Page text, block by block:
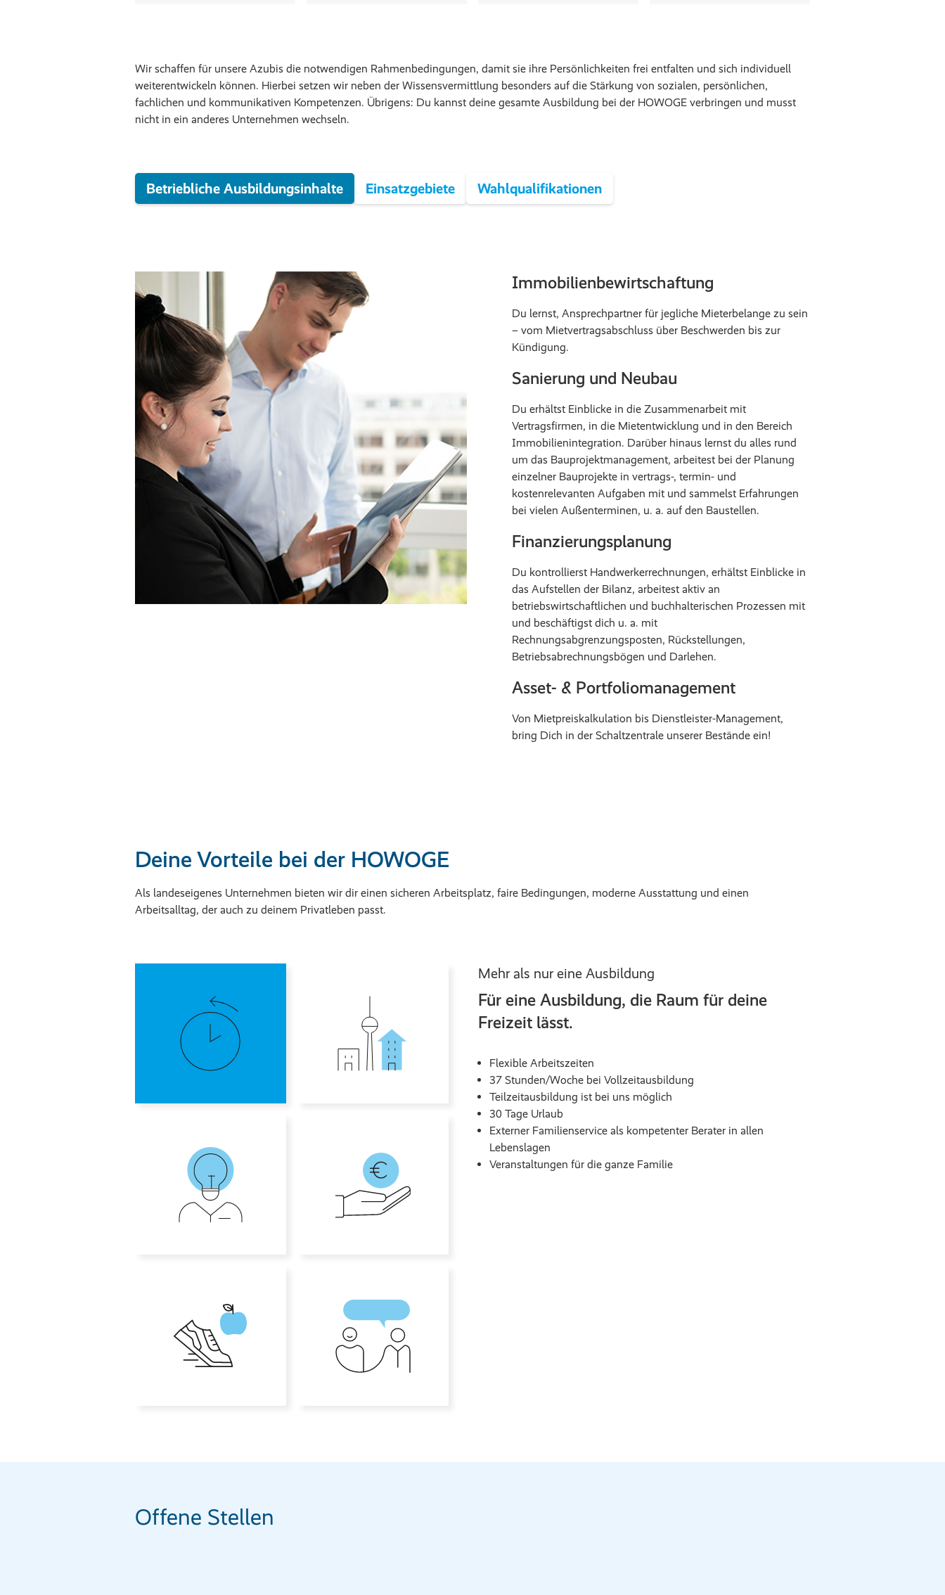
Wir schaffen für unsere Azubis die notwendigen Rahmenbedingungen, damit sie ihre Persönlichkeiten frei entfalten und sich individuell
weiterentwickeln können. Hierbei setzen wir neben der Wissensvermittlung besonders auf die Stärkung von sozialen, persönlichen,
fachlichen und kommunikativen Kompetenzen. Übrigens: Du kannst deine gesamte Ausbildung bei der HOWOGE verbringen und musst
nicht in ein anderes Unternehmen wechseln.
Betriebliche Ausbildungsinhalte Einsatzgebiete Wahlqualifikationen
Immobilienbewirtschaftung
Du lernst, Ansprechpartner für jegliche Mieterbelange zu sein
– vom Mietvertragsabschluss über Beschwerden bis zur
Kündigung.
Sanierung und Neubau
Du erhältst Einblicke in die Zusammenarbeit mit
Vertragsfirmen, in die Mietentwicklung und in den Bereich
Immobilienintegration. Darüber hinaus lernst du alles rund
um das Bauprojektmanagement, arbeitest bei der Planung
einzelner Bauprojekte in vertrags-, termin- und
kostenrelevanten Aufgaben mit und sammelst Erfahrungen
bei vielen Außenterminen, u. a. auf den Baustellen.
Finanzierungsplanung
Du kontrollierst Handwerkerrechnungen, erhältst Einblicke in
das Aufstellen der Bilanz, arbeitest aktiv an
betriebswirtschaftlichen und buchhalterischen Prozessen mit
und beschäftigst dich u. a. mit
Rechnungsabgrenzungsposten, Rückstellungen,
Betriebsabrechnungsbögen und Darlehen.
Asset- & Portfoliomanagement
Von Mietpreiskalkulation bis Dienstleister-Management,
bring Dich in der Schaltzentrale unserer Bestände ein!
Deine Vorteile bei der HOWOGE
Als landeseigenes Unternehmen bieten wir dir einen sicheren Arbeitsplatz, faire Bedingungen, moderne Ausstattung und einen
Arbeitsalltag, der auch zu deinem Privatleben passt.
Mehr als nur eine Ausbildung
Für eine Ausbildung, die Raum für deine
Freizeit lässt.
Flexible Arbeitszeiten
37 Stunden/Woche bei Vollzeitausbildung
Teilzeitausbildung ist bei uns möglich
30 Tage Urlaub
Externer Familienservice als kompetenter Berater in allen
Lebenslagen
Veranstaltungen für die ganze Familie
Offene Stellen